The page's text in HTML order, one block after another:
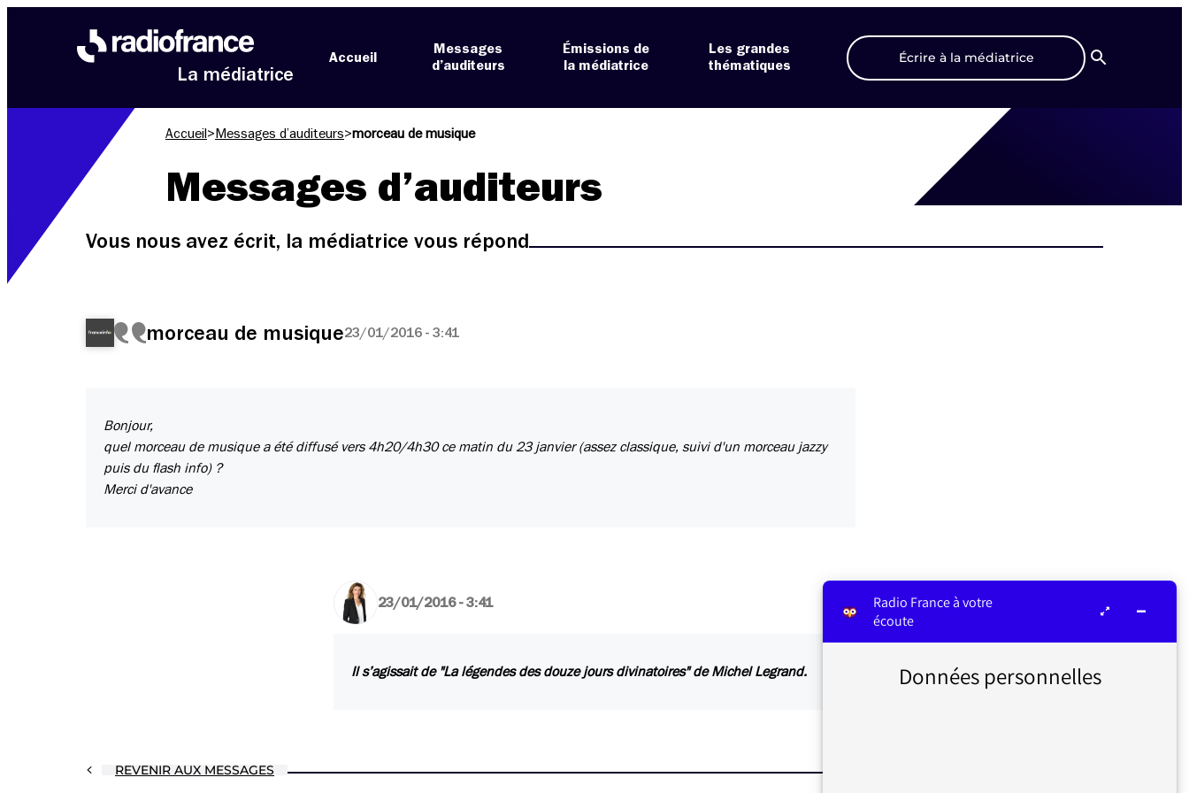
La médiatrice
Accueil
Messages
d’auditeurs
Émissions de
la médiatrice
Les grandes
thématiques
Écrire à la médiatrice
Recherche
Accueil > Messages d’auditeurs>morceau de musique
Messages d’auditeurs
Vous nous avez écrit, la médiatrice vous répond
morceau de musique23/01/2016 - 3:41
Bonjour,
quel morceau de musique a été diffusé vers 4h20/4h30 ce matin du 23 janvier (assez classique, suivi d'un morceau jazzy
puis du flash info) ?
Merci d'avance
23/01/2016 - 3:41
Il s’agissait de "La légendes des douze jours divinatoires" de Michel Legrand.
REVENIR AUX MESSAGES
Radio France à votre
écoute
Données personnelles